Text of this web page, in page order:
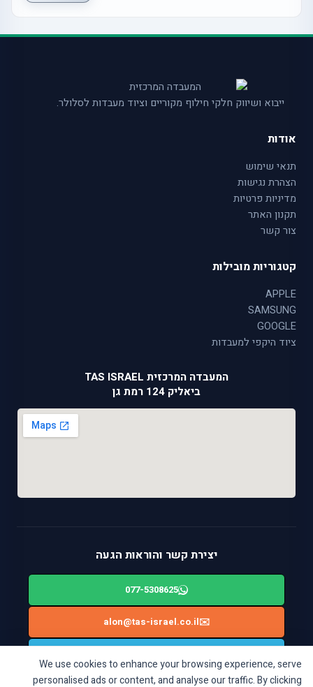
We use cookies to enhance your browsing experience, serve
personalised ads or content, and analyse our traffic. By clicking
ייבוא ושיווק חלקי חילוף מקוריים וציוד מעבדות לסלולר.
אודות
תנאי שימוש
הצהרת נגישות
מדיניות פרטיות
תקנון האתר
צור קשר
קטגוריות מובילות
APPLE
SAMSUNG
GOOGLE
ציוד היקפי למעבדות
המעבדה המרכזית TAS ISRAEL
ביאליק 124 רמת גן
יצירת קשר והוראות הגעה
077-5308625
✉️
alon@tas-israel.co.il